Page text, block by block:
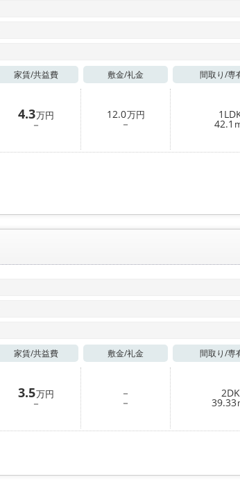
家賃/共益費 敷金/礼金 間取り/専
4.3万円
－
12.0万円
－ 42.1
家賃/共益費 敷金/礼金 間取り/専
3.5万円
－
－
－
2DK
39.33